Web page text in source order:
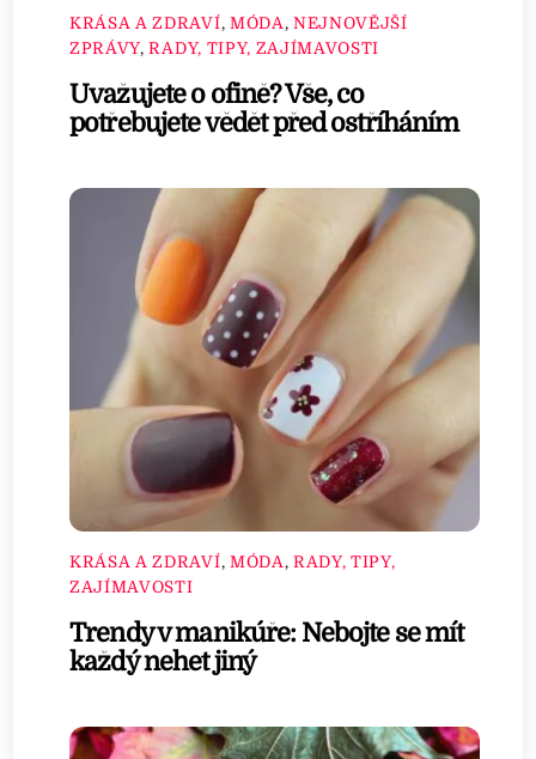
KRÁSA A ZDRAVÍ, MÓDA , NEJNOVĚJŠÍ
ZPRÁVY,RADY, TIPY, ZAJÍMAVOSTI
Uvažujete o ofině? Vše, co
potřebujete vědět před ostříháním
KRÁSA A ZDRAVÍ, MÓDA , RADY, TIPY,
ZAJÍMAVOSTI
Trendy v manikúře: Nebojte se mít
každý nehet jiný